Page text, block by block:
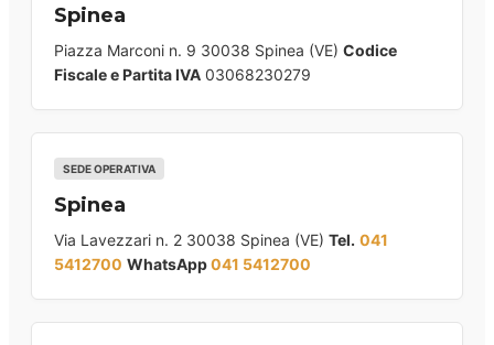
Spinea
Piazza Marconi n. 9 30038 Spinea (VE) Codice
Fiscale e Partita IVA 03068230279
SEDE OPERATIVA
Spinea
Via Lavezzari n. 2 30038 Spinea (VE) Tel. 041
5412700 WhatsApp041 5412700